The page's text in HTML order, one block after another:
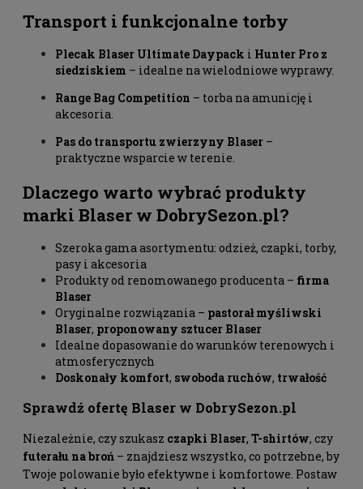
Transport i funkcjonalne torby
Plecak Blaser Ultimate Daypack i Hunter Pro z
siedziskiem – idealne na wielodniowe wyprawy.
Range Bag Competition – torba na amunicję i
akcesoria.
Pas do transportu zwierzyny Blaser –
praktyczne wsparcie w terenie.
Dlaczego warto wybrać produkty
marki Blaser w DobrySezon.pl?
Szeroka gama asortymentu: odzież, czapki, torby,
pasy i akcesoria
Produkty od renomowanego producenta – firma
Blaser
Oryginalne rozwiązania – pastorał myśliwski
Blaser, proponowany sztucer Blaser
Idealne dopasowanie do warunków terenowych i
atmosferycznych
Doskonały komfort, swoboda ruchów, trwałość
Sprawdź ofertę Blaser w DobrySezon.pl
Niezależnie, czy szukasz czapki Blaser, T-shirtów, czy
futerału na broń – znajdziesz wszystko, co potrzebne, by
Twoje polowanie było efektywne i komfortowe. Postaw